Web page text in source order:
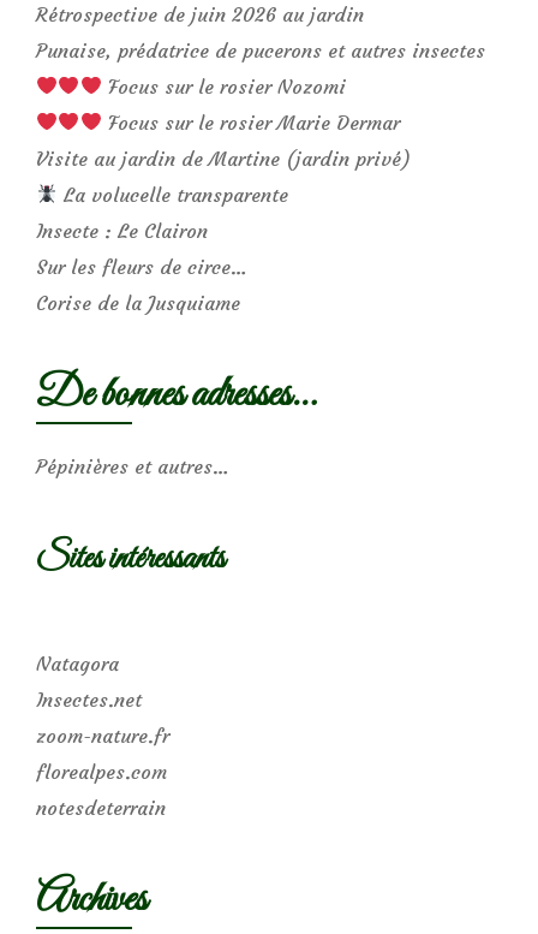
Rétrospective de juin 2026 au jardin
Punaise, prédatrice de pucerons et autres insectes
Focus sur le rosier Nozomi
Focus sur le rosier Marie Dermar
Visite au jardin de Martine (jardin privé)
La volucelle transparente
Insecte : Le Clairon
Sur les fleurs de circe…
Corise de la Jusquiame
De bonnes adresses…
Pépinières et autres…
Sites intéressants
Natagora
Insectes.net
zoom-nature.fr
florealpes.com
notesdeterrain
Archives